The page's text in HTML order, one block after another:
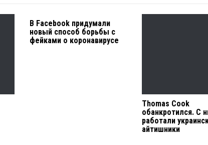
В Facebook придумали
новый способ борьбы с
фейками о коронавирусе
Thomas Cook
обанкротился. С
работали
айтишники